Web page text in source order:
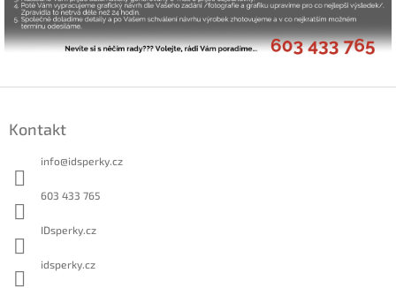
Kontakt
info@idsperky.cz
603 433 765
IDsperky.cz
idsperky.cz